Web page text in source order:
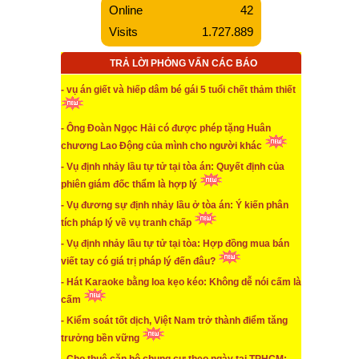
Online
42
Visits
1.727.889
TRẢ LỜI PHỎNG VẤN CÁC BÁO
- vụ án giết và hiếp dâm bé gái 5 tuổi chết thảm thiết
- Ông Đoàn Ngọc Hải có được phép tặng Huân
chương Lao Động của mình cho người khác
- Vụ định nhảy lầu tự tử tại tòa án: Quyết định của
phiên giám đốc thẩm là hợp lý
- Vụ đương sự định nhảy lầu ở tòa án: Ý kiến phân
tích pháp lý về vụ tranh chấp
- Vụ định nhảy lầu tự tử tại tòa: Hợp đồng mua bán
viết tay có giá trị pháp lý đến đâu?
- Hát Karaoke bằng loa kẹo kéo: Không dễ nói cấm là
cấm
- Kiểm soát tốt dịch, Việt Nam trở thành điểm tăng
trưởng bền vững
vừa có nồng độ cồn lại còn bỏ chạy khỏi hiện trường
...xem chi tiết
* Vụ định nhảy lầu tự tử tại tòa: Hợp đồng mua bán
viết tay có giá trị pháp lý đến đâu?
...xem chi tiết
hại tình dục với trẻ em
...xem chi tiết
* Hành vi không đeo khẩu trang nơi công cộng sẽ bị
* Góp ý sửa đổi, bổ sung một số vấn đề của Luật Xử
Lý Vi Phạm Hành Chính
* Cảnh giác khi mua đất dự án có quy hoạch nhưng